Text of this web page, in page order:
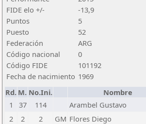
FIDE elo +/-
-13,9
Puntos
5
Puesto
52
Federación
ARG
Código nacional
0
Código FIDE
101192
Fecha de nacimiento 1969
Rd. M. No.Ini. Nombre
1
37 114 Arambel Gustavo
2
2 2 GM Flores Diego